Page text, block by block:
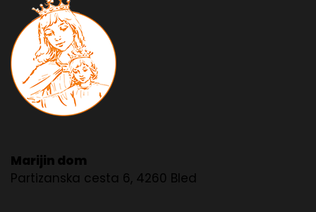
Marijin dom
Partizanska cesta 6, 4260 Bled